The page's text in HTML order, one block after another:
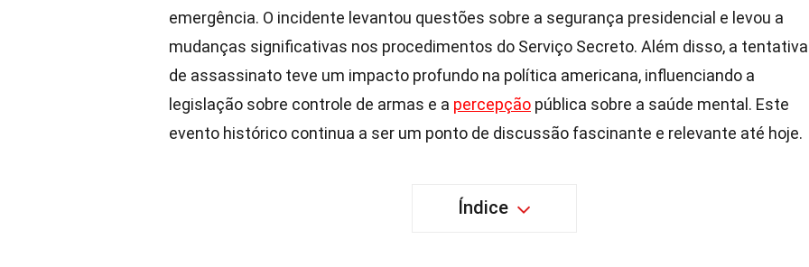
emergência. O incidente levantou questões sobre a segurança presidencial e levou a
mudanças significativas nos procedimentos do Serviço Secreto. Além disso, a tentativa
de assassinato teve um impacto profundo na política americana, influenciando a
legislação sobre controle de armas e a percepção pública sobre a saúde mental. Este
evento histórico continua a ser um ponto de discussão fascinante e relevante até hoje.
Índice